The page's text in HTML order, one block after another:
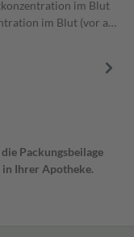
im Blut
im Blut (vor a…
Packungsbeilage
Ihrer Apotheke.